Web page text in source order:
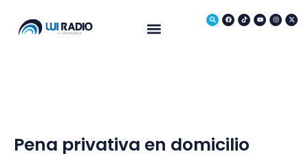
Pena privativa en domicilio